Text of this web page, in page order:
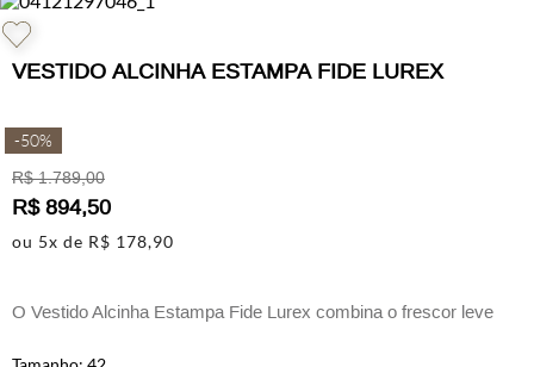
VESTIDO ALCINHA ESTAMPA FIDE LUREX
-50%
R$ 1.789,00
R$ 894,50
ou 5x de R$ 178,90
O Vestido Alcinha Estampa Fide Lurex combina o frescor leve
descontraído.